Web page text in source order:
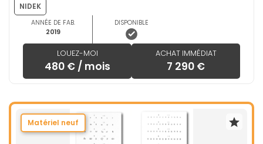
NIDEK
ANNÉE DE FAB.
2019
DISPONIBLE
LOUEZ-MOI
480 € / mois
ACHAT IMMÉDIAT
7 290 €
Matériel neuf